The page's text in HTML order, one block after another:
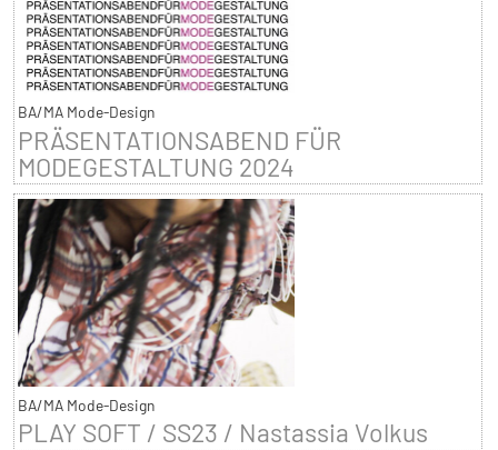
BA/MA Mode-Design
PRÄSENTATIONSABEND FÜR
MODEGESTALTUNG 2024
BA/MA Mode-Design
PLAY SOFT / SS23 / Nastassia Volkus